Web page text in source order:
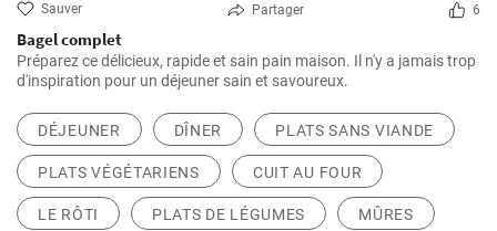
Sauver Partager 6
Bagel complet
Préparez ce délicieux, rapide et sain pain maison. Il n'y a jamais trop
d'inspiration pour un déjeuner sain et savoureux.
DÉJEUNER DÎNER PLATS SANS VIANDE
PLATS VÉGÉTARIENS CUIT AU FOUR
LE RÔTI PLATS DE LÉGUMES MÛRES